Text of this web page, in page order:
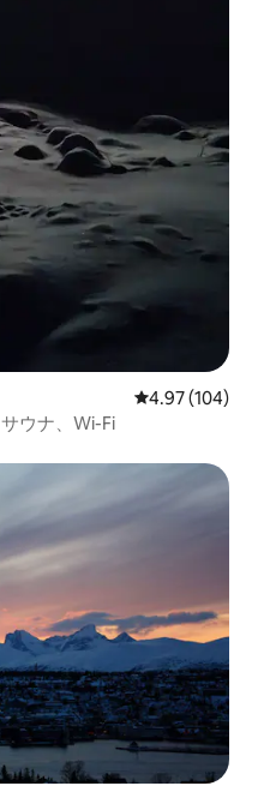
レビュー104
4.97 (104)
ウナ、Wi-Fi